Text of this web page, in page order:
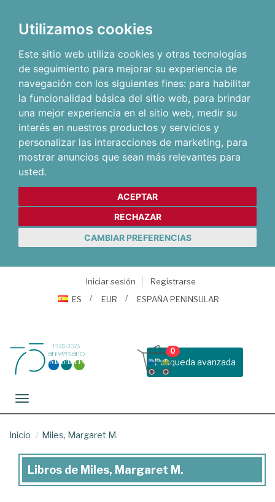
Utilizamos cookies
Este sitio web utiliza cookies y otras tecnologías
de seguimiento para mejorar su experiencia de
navegación con los siguientes fines: para habilitar
la funcionalidad básica del sitio web, para brindar
una mejor experiencia en el sitio web, medir su
interés en nuestros productos y servicios y
personalizar las interacciones de marketing, para
mostrar anuncios que sean más relevantes para
usted.
ACEPTAR
RECHAZAR
CAMBIAR PREFERENCIAS
Iniciar sesión
Registrarse
ES
EUR ESPAÑA PENINSULAR
Busqueda avanzada
0
Toggle navigation
Inicio Miles, Margaret M.
Libros
Libros de Miles, Margaret M.